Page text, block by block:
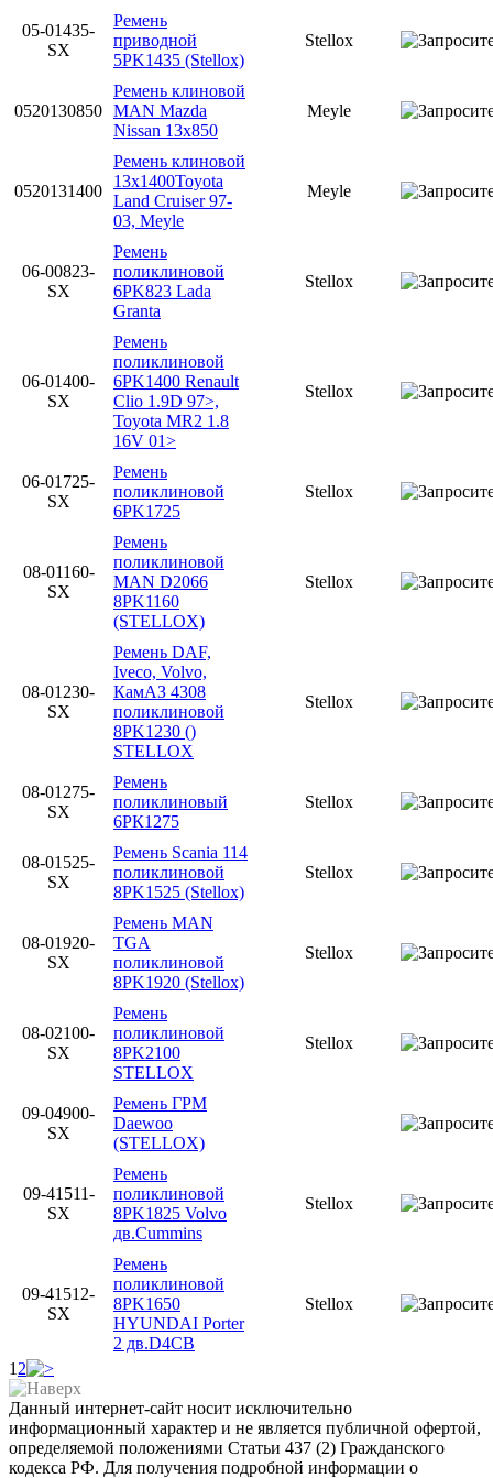
05-01435-
SX
Ремень
приводной
5PK1435 (Stellox)
Stellox
0520130850
Ремень клиновой
MAN Mazda
Nissan 13x850
Meyle
0520131400
Ремень клиновой
13x1400Toyota
Land Cruiser 97-
03, Meyle
Meyle
06-00823-
SX
Ремень
поликлиновой
6PK823 Lada
Granta
Stellox
06-01400-
SX
Ремень
поликлиновой
6PK1400 Renault
Clio 1.9D 97>,
Toyota MR2 1.8
16V 01>
Stellox
06-01725-
SX
Ремень
поликлиновой
6PK1725
Stellox
08-01160-
SX
Ремень
поликлиновой
MAN D2066
8PK1160
(STELLOX)
Stellox
08-01230-
SX
Ремень DAF,
Iveco, Volvo,
КамАЗ 4308
поликлиновой
8PK1230 ()
STELLOX
Stellox
08-01275-
SX
Ремень
поликлиновый
6РК1275
Stellox
08-01525-
SX
Ремень Scania 114
поликлиновой
8PK1525 (Stellox)
Stellox
08-01920-
SX
Ремень MAN
TGA
поликлиновой
8PK1920 (Stellox)
Stellox
08-02100-
SX
Ремень
поликлиновой
8PK2100
STELLOX
Stellox
09-04900-
SX
Ремень ГРМ
Daewoo
(STELLOX)
09-41511-
SX
Ремень
поликлиновой
8PK1825 Volvo
дв.Cummins
Stellox
09-41512-
SX
Ремень
поликлиновой
8PK1650
HYUNDAI Porter
2 дв.D4CB
Stellox
1 2
Данный интернет-сайт носит исключительно
информационный характер и не является публичной офертой,
определяемой положениями Статьи 437 (2) Гражданского
кодекса РФ. Для получения подробной информации о